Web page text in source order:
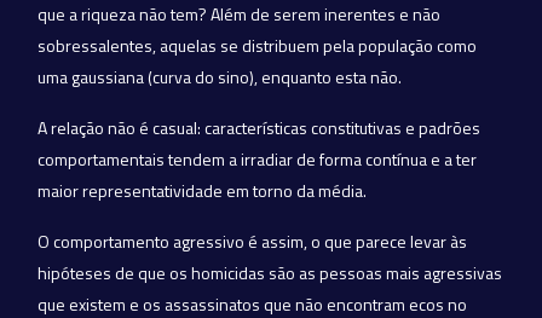
que a riqueza não tem? Além de serem inerentes e não
sobressalentes, aquelas se distribuem pela população como
uma gaussiana (curva do sino), enquanto esta não.
A relação não é casual: características constitutivas e padrões
comportamentais tendem a irradiar de forma contínua e a ter
maior representatividade em torno da média.
O comportamento agressivo é assim, o que parece levar às
hipóteses de que os homicidas são as pessoas mais agressivas
que existem e os assassinatos que não encontram ecos no